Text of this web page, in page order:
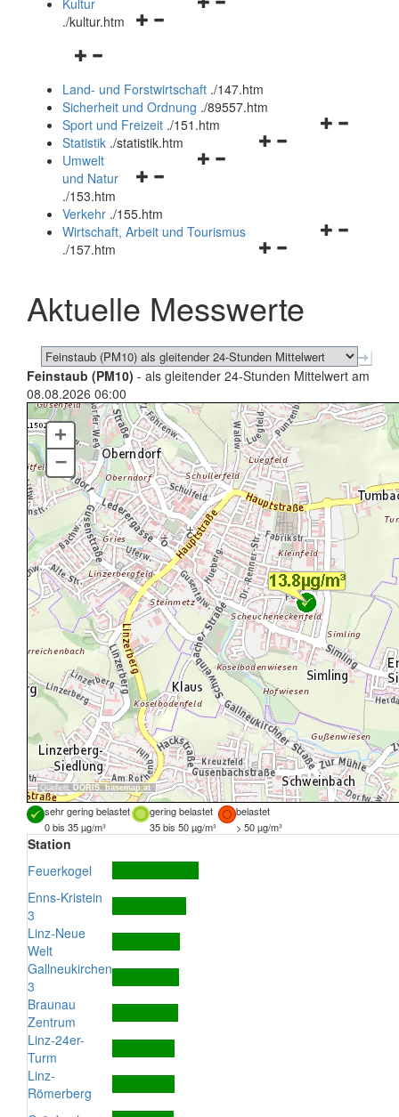
Navigationsmenü
Kultur
./kultur.htm
Navigationsmenü
und
schließen
Land- und Forstwirtschaft ./147.htm
Sicherheit und Ordnung ./89557.htm
Navigationsmenü
Sport und Freizeit ./151.htm
Navigationsmenü
Statistik ./statistik.htm
Navigationsmenü
und
schließen
Umwelt
und Natur
./153.htm
Verkehr ./155.htm
Navigationsmenü
schließen
Wirtschaft, Arbeit und Tourismus
./157.htm
Aktuelle Messwerte
Feinstaub (PM10) - als gleitender 24-Stunden Mittelwert am
08.08.2026 06:00
Quellen: DORIS, basemap.at
+
–
sehr gering belastet gering belastet
belastet
0 bis 35 µg/m³
35 bis 50 µg/m³ > 50 µg/m³
Station
Feuerkogel
Enns-Kristein
3
Linz-Neue
Welt
Gallneukirchen
3
Braunau
Zentrum
Linz-24er-
Turm
Linz-
Römerberg